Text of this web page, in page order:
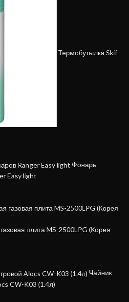
Термобутылка Skif
Фонарь
Easy light
плита MS-2500LPG (Корея
Чайник
CW-K03 (1.4л)